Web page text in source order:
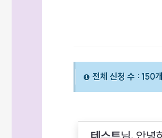
전체 신청 수 : 150